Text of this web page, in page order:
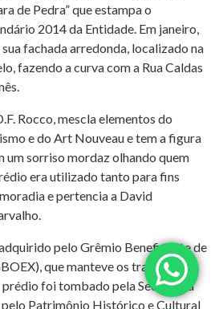
de Pedra” que estampa o
2014 da Entidade. Em janeiro,
fachada arredonda, localizado na
fazendo a curva com a Rua Caldas
Rocco, mescla elementos do
e do Art Nouveau e tem a figura
um sorriso mordaz olhando quem
era utilizado tanto para fins
e pertencia a David
pelo Grêmio Beneficente de
que manteve os traços
foi tombado pela Secretaria
Patrimônio Histórico e Cultural